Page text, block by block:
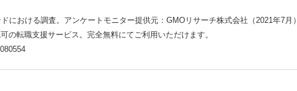
における調査。アンケートモニター提供元：GMOリサーチ株式会社（2021年7月）
の転職支援サービス。完全無料にてご利用いただけます。